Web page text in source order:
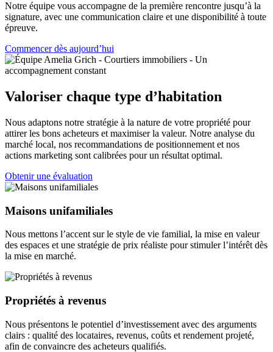
Notre équipe vous accompagne de la première rencontre jusqu’à la
signature, avec une communication claire et une disponibilité à toute
épreuve.
Commencer dès aujourd’hui
Valoriser chaque type d’habitation
Nous adaptons notre stratégie à la nature de votre propriété pour
attirer les bons acheteurs et maximiser la valeur. Notre analyse du
marché local, nos recommandations de positionnement et nos
actions marketing sont calibrées pour un résultat optimal.
Obtenir une évaluation
Maisons unifamiliales
Nous mettons l’accent sur le style de vie familial, la mise en valeur
des espaces et une stratégie de prix réaliste pour stimuler l’intérêt dès
la mise en marché.
Propriétés à revenus
Nous présentons le potentiel d’investissement avec des arguments
clairs : qualité des locataires, revenus, coûts et rendement projeté,
afin de convaincre des acheteurs qualifiés.